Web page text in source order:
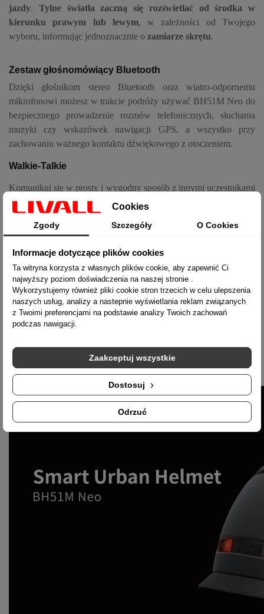
jazdy. Tylne światła zaczną się rozświetlać od środka w
kierunku prawym lub lewym, w zależności od Twojego
wyboru, informując jednoznacznie o zamiarze skrętu.
Zestaw głośnomówiący Bluetooth
Dzięki głośnikom stereo Bluetooth oraz wiatro-odpornemu
mikrofonowi możesz w trakcie podróży używać BH51M Neo do
bezpiecznego prowadzenie rozmów telefonicznych, słuchania
muzyki czy wskazówek nawigacji GPS, a wszystko przy
zachowaniu ważnego kontaktu dźwiękowego z otoczeniem.
Walkie-Talkie
Komunikuj się w prosty i wygodny sposób z innymi uczestnikami
wycieczki dzięki funkcji Intercomu. Wciśnij przycisk „Intercom”
na pilocie aby przekazać wiadomość każdemu uczestnikowi
Twojej grupy, niezależnie od fizycznej odległości pomiędzy
Czujnik upadku – Informacja o lokalizacji
W przypadku wykrycia upadku przez wbudowany detektor
system alarmowy aplikacji Livall automatycznie wyśle
powiadomienie SMS o zdarzeniu do zdefiniowanego kontaktu z
uwzględnieniem lokalizacji GPS użytkownika kasku BH51M
Cookies
Zgody Szczegóły O Cookies
Informacje dotyczące plików cookies
Ta witryna korzysta z własnych plików cookie, aby zapewnić Ci
najwyższy poziom doświadczenia na naszej stronie .
Wykorzystujemy również pliki cookie stron trzecich w celu ulepszenia
naszych usług, analizy a nastepnie wyświetlania reklam związanych
z Twoimi preferencjami na podstawie analizy Twoich zachowań
podczas nawigacji.
Odrzuć
Dostosuj
Zaakceptuj wszystkie